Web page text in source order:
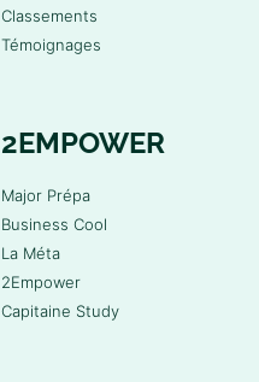
Classements
Témoignages
2EMPOWER
Major Prépa
Business Cool
La Méta
2Empower
Capitaine Study